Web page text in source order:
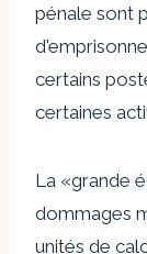
pénale sont
certains
certaines
La «grande
dommages
unités de